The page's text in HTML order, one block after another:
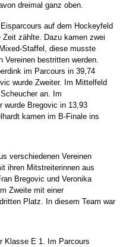
dreimal ganz oben.
auf dem Hockeyfeld
zählte. Dazu kamen zwei
Staffel, diese musste
Vereinen bestritten werden.
im Parcours in 39,74
wurde Zweiter. Im Mittelfeld
an. Im
wurde Bregovic in 13,93
kamen im B-Finale ins
verschiedenen Vereinen
ihren Mitstreiterinnen aus
Bregovic und Veronika
Zweite mit einer
Platz. In diesem Team war
Klasse E 1. Im Parcours